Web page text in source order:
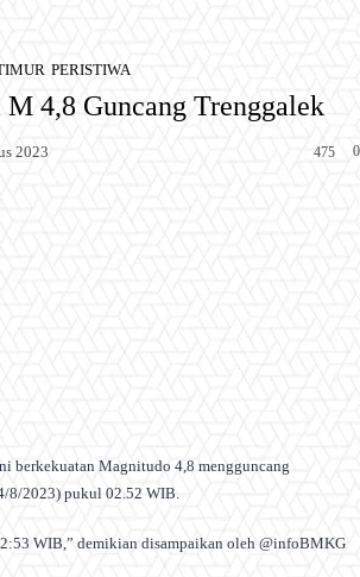
PERISTIWA
4,8 Guncang Trenggalek
2023 0
475
berkekuatan Magnitudo 4,8 mengguncang
8/2023) pukul 02.52 WIB.
WIB,” demikian disampaikan oleh @infoBMKG